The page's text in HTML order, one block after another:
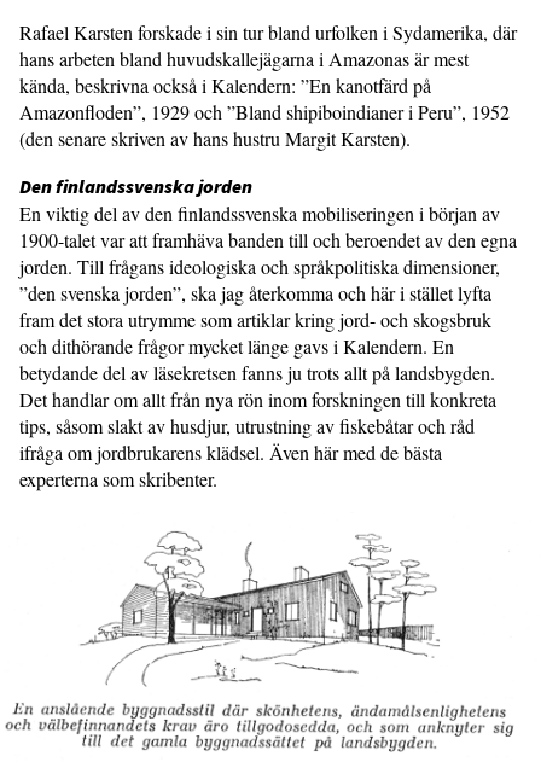
Rafael Karsten forskade i sin tur bland urfolken i Sydamerika, där
hans arbeten bland huvudskallejägarna i Amazonas är mest
kända, beskrivna också i Kalendern: ”En kanotfärd på
Amazonfloden”, 1929 och ”Bland shipiboindianer i Peru”, 1952
(den senare skriven av hans hustru Margit Karsten).
Den finlandssvenska jorden
En viktig del av den finlandssvenska mobiliseringen i början av
1900-talet var att framhäva banden till och beroendet av den egna
jorden. Till frågans ideologiska och språkpolitiska dimensioner,
”den svenska jorden”, ska jag återkomma och här i stället lyfta
fram det stora utrymme som artiklar kring jord- och skogsbruk
och dithörande frågor mycket länge gavs i Kalendern. En
betydande del av läsekretsen fanns ju trots allt på landsbygden.
Det handlar om allt från nya rön inom forskningen till konkreta
tips, såsom slakt av husdjur, utrustning av fiskebåtar och råd
ifråga om jordbrukarens klädsel. Även här med de bästa
experterna som skribenter.